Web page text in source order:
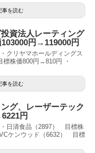
事を読む
資法人レーティング
103000円→119000円
クリヤマホールディングス
株価800円→810円 ・
事を読む
グ、レーザーテック
円
日清食品（2897） 目標株
ケンウッド（6632） 目標